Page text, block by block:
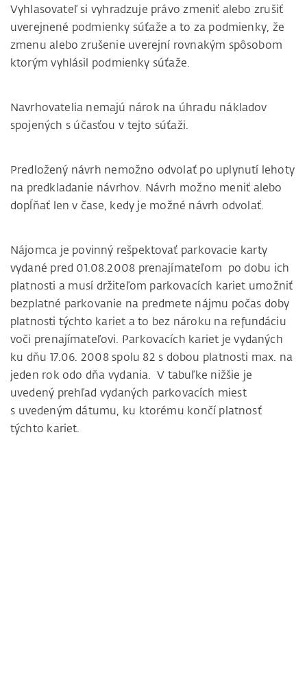
Vyhlasovateľ si vyhradzuje právo zmeniť alebo zrušiť
uverejnené podmienky súťaže a to za podmienky, že
zmenu alebo zrušenie uverejní rovnakým spôsobom
ktorým vyhlásil podmienky súťaže.
Navrhovatelia nemajú nárok na úhradu nákladov
spojených s účasťou v tejto súťaži.
Predložený návrh nemožno odvolať po uplynutí lehoty
na predkladanie návrhov. Návrh možno meniť alebo
dopĺňať len v čase, kedy je možné návrh odvolať.
Nájomca je povinný rešpektovať parkovacie karty
vydané pred 01.08.2008 prenajímateľom po dobu ich
platnosti a musí držiteľom parkovacích kariet umožniť
bezplatné parkovanie na predmete nájmu počas doby
platnosti týchto kariet a to bez nároku na refundáciu
voči prenajímateľovi. Parkovacích kariet je vydaných
ku dňu 17.06. 2008 spolu 82 s dobou platnosti max. na
jeden rok odo dňa vydania. V tabuľke nižšie je
uvedený prehľad vydaných parkovacích miest
s uvedeným dátumu, ku ktorému končí platnosť
týchto kariet.